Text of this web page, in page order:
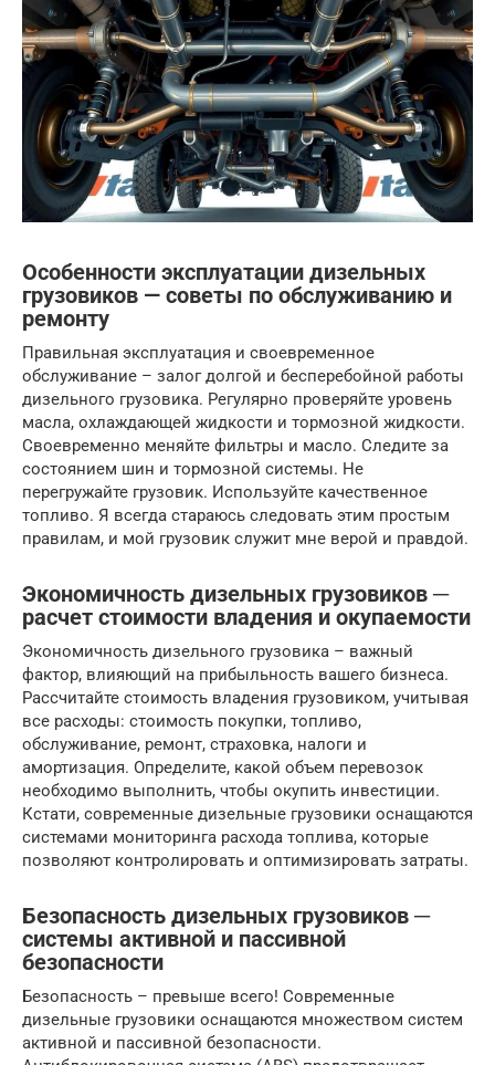
Особенности эксплуатации дизельных
грузовиков — советы по обслуживанию и
ремонту
Правильная эксплуатация и своевременное
обслуживание – залог долгой и бесперебойной работы
дизельного грузовика. Регулярно проверяйте уровень
масла, охлаждающей жидкости и тормозной жидкости.
Своевременно меняйте фильтры и масло. Следите за
состоянием шин и тормозной системы. Не
перегружайте грузовик. Используйте качественное
топливо. Я всегда стараюсь следовать этим простым
правилам, и мой грузовик служит мне верой и правдой.
Экономичность дизельных грузовиков ─
расчет стоимости владения и окупаемости
Экономичность дизельного грузовика – важный
фактор, влияющий на прибыльность вашего бизнеса.
Рассчитайте стоимость владения грузовиком, учитывая
все расходы: стоимость покупки, топливо,
обслуживание, ремонт, страховка, налоги и
амортизация. Определите, какой объем перевозок
необходимо выполнить, чтобы окупить инвестиции.
Кстати, современные дизельные грузовики оснащаются
системами мониторинга расхода топлива, которые
позволяют контролировать и оптимизировать затраты.
Безопасность дизельных грузовиков ─
системы активной и пассивной
безопасности
Безопасность – превыше всего! Современные
дизельные грузовики оснащаются множеством систем
активной и пассивной безопасности.